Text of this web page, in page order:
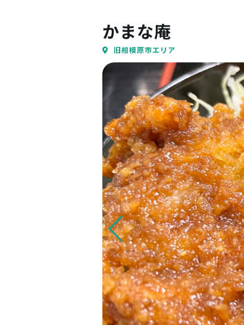
かまな庵
旧相模原市エリア